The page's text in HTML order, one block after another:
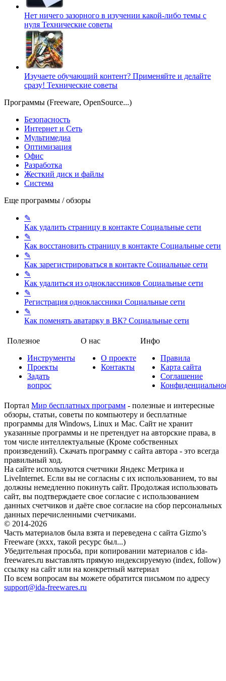
Нет ничего зазорного в изучении какой-либо темы с
нуля Технические советы
Изучаете обучающий контент? Применяйте и делайте
сразу! Технические советы
Программы (Freeware, OpenSource...)
Безопасность
Интернет и Сеть
Мультимедиа
Оптимизация
Офис
Разработка
Жесткий диск и файлы
Система
Еще программы / обзоры
✎
Как удалить страницу в контакте Социальные сети
✎
Как восстановить страницу в контакте Социальные сети
✎
Как зарегистрироваться в контакте Социальные сети
✎
Как удалиться из одноклассников Социальные сети
✎
Регистрация одноклассники Социальные сети
✎
Как поменять аватарку в ВК? Социальные сети
Полезное
Инструменты
Проекты
Задать
вопрос
О нас
О проекте
Контакты
Инфо
Правила
Карта сайта
Соглашение
Портал Мир бесплатных программ - полезные и интересные
обзоры, статьи, советы по компьютеру и бесплатные
программы для Windows, Linux и Mac. Сайт не хранит
указанные программы и не претендует на авторские права, в
том числе интеллектуальные (Кроме собственных
произведений). Скачать программу с сайта автора - это всегда
правильный ход.
На сайте используются счетчики Яндекс Метрика и
LiveInternet. Если вы не согласны с их использованием, то вы
должны немедленно покинуть сайт. Продолжая использовать
сайт, вы подтверждаете свое согласие с использованием
данных счетчиков и даёте свое согласие на сбор персональных
данных перечисленными счетчиками.
© 2014-2026
Часть материалов была взята и переведена с сайта Gizmo’s
Freeware (эххх, такой ресурс был...)
Убедительная просьба, при копировании материалов с ida-
freewares.ru выставлять прямую индексируемую (index, follow)
ссылку на сайт или на конкретный материал
По всем вопросам вы можете обратится письмом по адресу
support@ida-freewares.ru